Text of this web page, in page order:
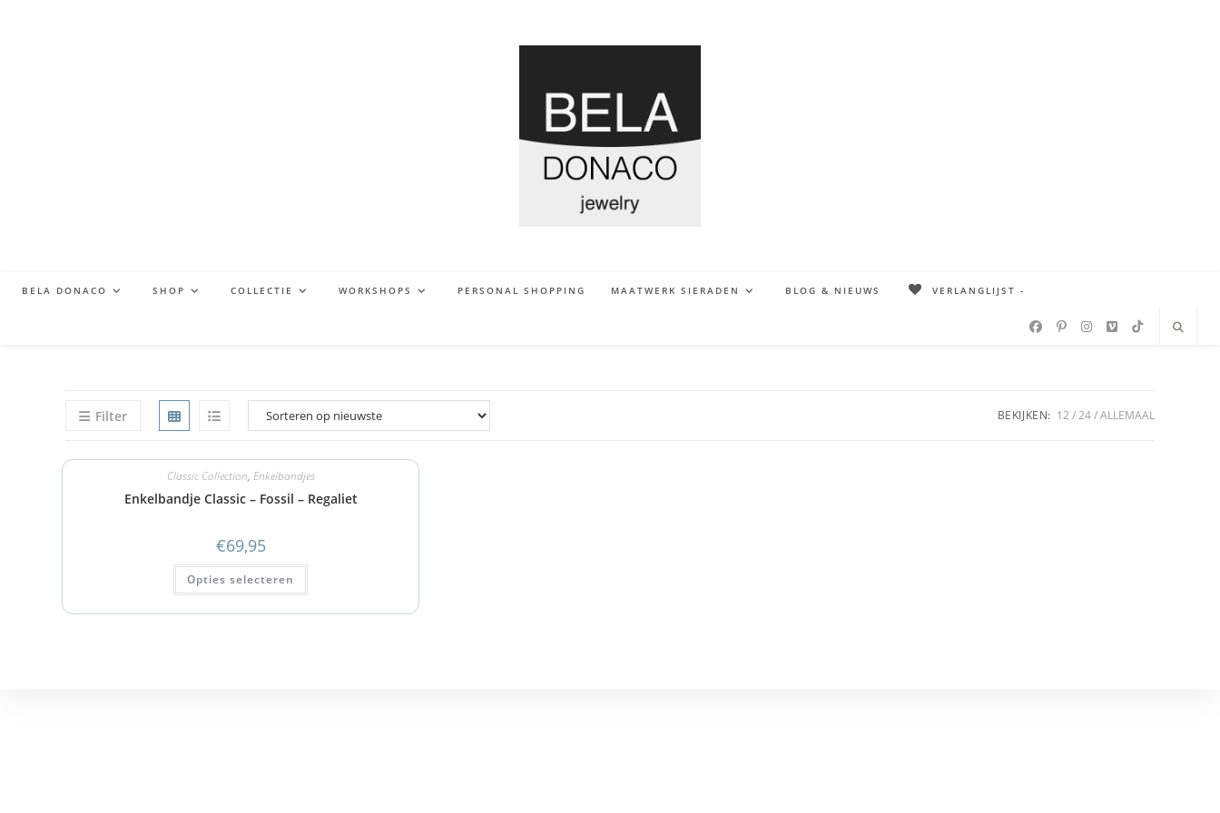
BELA DONACO SHOP COLLECTIE WORKSHOPS PERSONAL SHOPPING MAATWERK SIERADEN BLOG & NIEUWS VERLANGLIJST -
Filter BEKIJKEN: 12 24 ALLEMAAL
Classic Collection, Enkelbandjes
Enkelbandje Classic – Fossil – Regaliet
€69,95
Opties selecteren